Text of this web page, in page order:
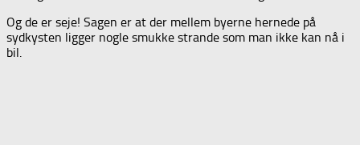
Og de er seje! Sagen er at der mellem byerne hernede på
sydkysten ligger nogle smukke strande som man ikke kan nå i
bil.